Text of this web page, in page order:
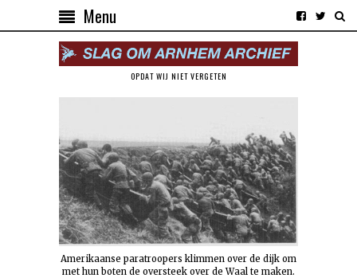
Menu
OPDAT WIJ NIET VERGETEN
Amerikaanse paratroopers klimmen over de dijk om
met hun boten de oversteek over de Waal te maken.